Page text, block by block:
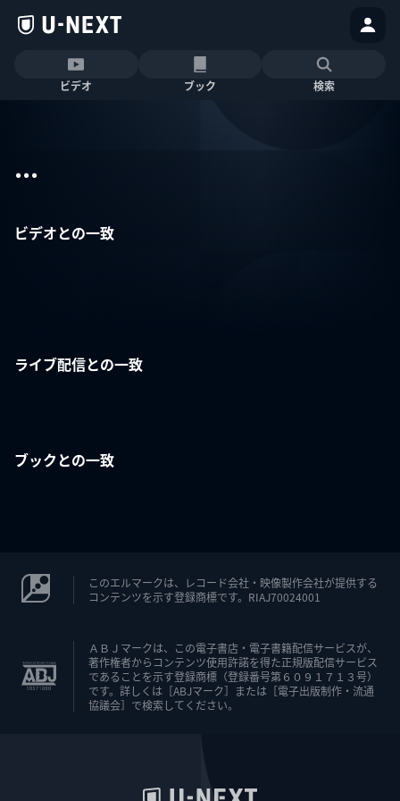
ビデオ ブック 検索
...
ビデオとの一致
ライブ配信との一致
ブックとの一致
このエルマークは、レコード会社・映像製作会社が提供する
コンテンツを示す登録商標です。RIAJ70024001
ＡＢＪマークは、この電子書店・電子書籍配信サービスが、
著作権者からコンテンツ使用許諾を得た正規版配信サービス
であることを示す登録商標（登録番号第６０９１７１３号）
です。詳しくは［ABJマーク］または［電子出版制作・流通
協議会］で検索してください。